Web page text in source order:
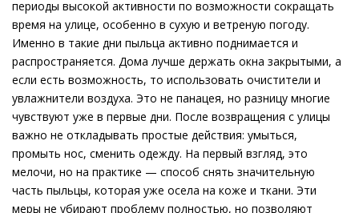
периоды высокой активности по возможности сокращать
время на улице, особенно в сухую и ветреную погоду.
Именно в такие дни пыльца активно поднимается и
распространяется. Дома лучше держать окна закрытыми, а
если есть возможность, то использовать очистители и
увлажнители воздуха. Это не панацея, но разницу многие
чувствуют уже в первые дни. После возвращения с улицы
важно не откладывать простые действия: умыться,
промыть нос, сменить одежду. На первый взгляд, это
мелочи, но на практике — способ снять значительную
часть пыльцы, которая уже осела на коже и ткани. Эти
меры не убирают проблему полностью, но позволяют